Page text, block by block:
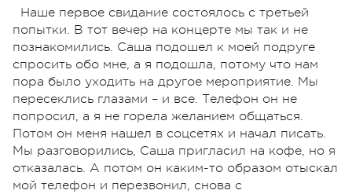
Наше первое свидание состоялось с третьей
попытки. В тот вечер на концерте мы так и не
познакомились. Саша подошел к моей подруге
спросить обо мне, а я подошла, потому что нам
пора было уходить на другое мероприятие. Мы
пересеклись глазами – и все. Телефон он не
попросил, а я не горела желанием общаться.
Потом он меня нашел в соцсетях и начал писать.
Мы разговорились, Саша пригласил на кофе, но я
отказалась. А потом он каким-то образом отыскал
мой телефон и перезвонил, снова с